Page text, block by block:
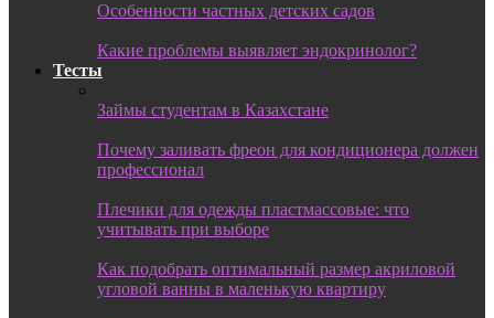
Особенности частных детских садов
Какие проблемы выявляет эндокринолог?
Тесты
Займы студентам в Казахстане
Почему заливать фреон для кондиционера должен
профессионал
Плечики для одежды пластмассовые: что
учитывать при выборе
Как подобрать оптимальный размер акриловой
угловой ванны в маленькую квартиру